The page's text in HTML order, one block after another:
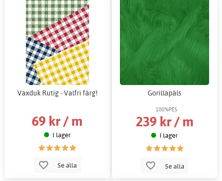
Vaxduk Rutig - Valfri färg!
69 kr / m
I lager
Se alla
Gorillapäls
100%PES
239 kr / m
I lager
Se alla